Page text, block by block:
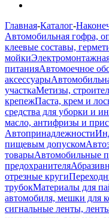
Главная-Каталог-
Автомобильная гофра,
клеевые составы,
мойки
питанияАвтомоечное
аксессуары
участкаМетизы,
крепежПаста, крем и
средства для уборки и
масло, антифризы и
Автопринадлежности
пищевым допуском
товарыАвтомобильные
предохранителя
отрезные круги
трубокМатериалы для
автомобиля, мешки для
сигнальные ленты,